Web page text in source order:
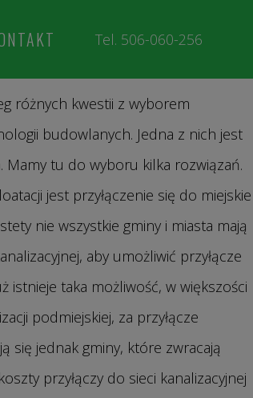
Tel. 506-060-256
szambo?
różnych kwestii z wyborem
budowlanych. Jedna z nich jest
tu do wyboru kilka rozwiązań.
jest przyłączenie się do miejskie
nie wszystkie gminy i miasta mają
aby umożliwić przyłącze
istnieje taka możliwość, w większości
podmiejskiej, za przyłącze
się jednak gminy, które zwracają
przyłączy do sieci kanalizacyjnej